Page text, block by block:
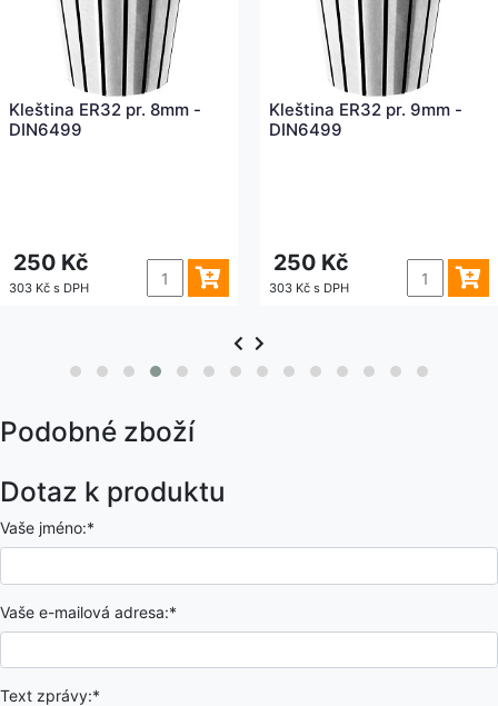
Kleština ER32 pr. 8mm -
DIN6499
250 Kč
303 Kč s DPH
Kleština ER32 pr. 9mm -
DIN6499
250 Kč
303 Kč s DPH
Podobné zboží
Dotaz k produktu
Vaše jméno:*
Vaše e-mailová adresa:*
Text zprávy:*